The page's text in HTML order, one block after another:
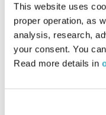
This website uses
proper operation, as
analysis, research,
your consent. You
Read more details in